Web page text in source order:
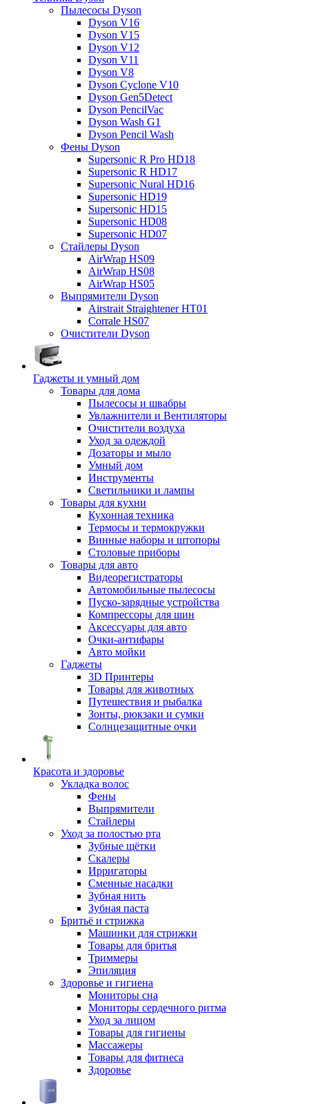
Пылесосы Dyson
Dyson V16
Dyson V15
Dyson V12
Dyson V11
Dyson V8
Dyson Cyclone V10
Dyson Gen5Detect
Dyson PencilVac
Dyson Wash G1
Dyson Pencil Wash
Фены Dyson
Supersonic R Pro HD18
Supersonic R HD17
Supersonic Nural HD16
Supersonic HD19
Supersonic HD15
Supersonic HD08
Supersonic HD07
Стайлеры Dyson
AirWrap HS09
AirWrap HS08
AirWrap HS05
Выпрямители Dyson
Airstrait Straightener HT01
Corrale HS07
Очистители Dyson
Гаджеты и умный дом
Товары для дома
Пылесосы и швабры
Увлажнители и Вентиляторы
Очистители воздуха
Уход за одеждой
Дозаторы и мыло
Умный дом
Инструменты
Светильники и лампы
Товары для кухни
Кухонная техника
Термосы и термокружки
Винные наборы и штопоры
Столовые приборы
Товары для авто
Видеорегистраторы
Автомобильные пылесосы
Пуско-зарядные устройства
Компрессоры для шин
Аксессуары для авто
Очки-антифары
Авто мойки
Гаджеты
3D Принтеры
Товары для животных
Путешествия и рыбалка
Зонты, рюкзаки и сумки
Солнцезащитные очки
Красота и здоровье
Укладка волос
Фены
Выпрямители
Стайлеры
Уход за полостью рта
Зубные щётки
Скалеры
Ирригаторы
Сменные насадки
Зубная нить
Зубная паста
Бритьё и стрижка
Машинки для стрижки
Товары для бритья
Триммеры
Эпиляция
Здоровье и гигиена
Мониторы сна
Мониторы сердечного ритма
Уход за лицом
Товары для гигиены
Массажеры
Товары для фитнеса
Здоровье